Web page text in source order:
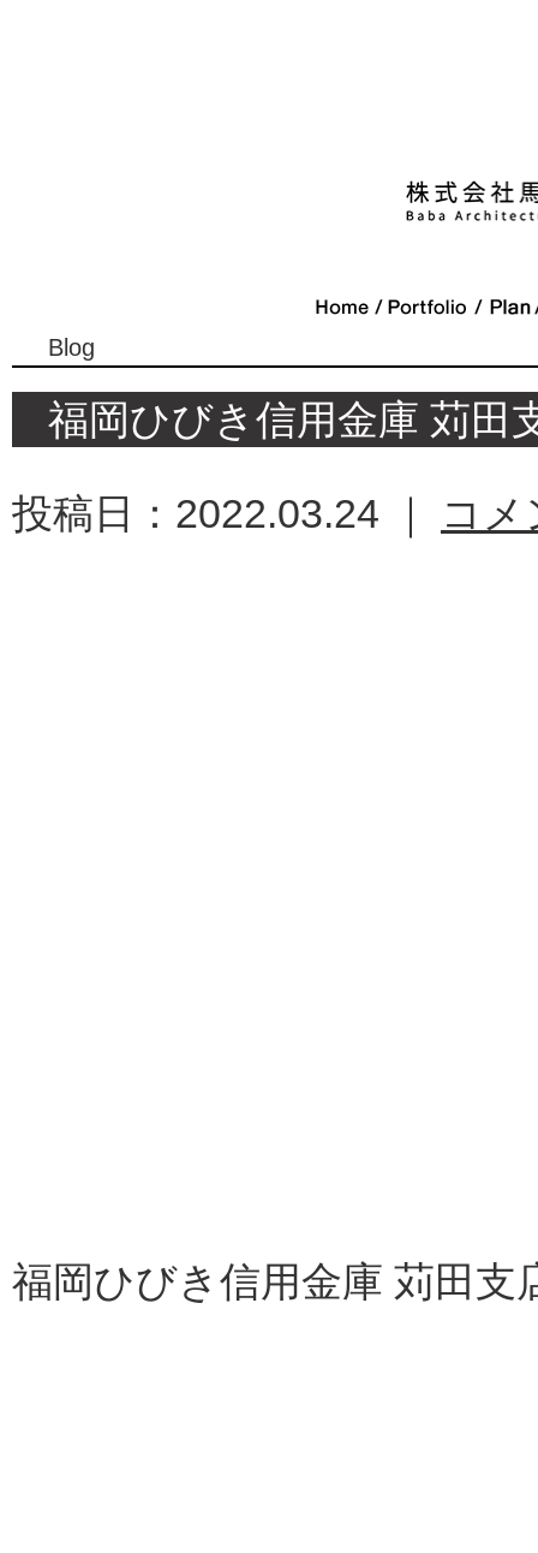
Blog
福岡ひびき信用金庫 苅
投稿日：2022.03.24 ｜ コ
福岡ひびき信用金庫 苅田支